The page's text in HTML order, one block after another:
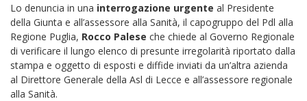
Lo denuncia in una interrogazione urgente al Presidente
della Giunta e all’assessore alla Sanità, il capogruppo del Pdl alla
Regione Puglia, Rocco Palese che chiede al Governo Regionale
di verificare il lungo elenco di presunte irregolarità riportato dalla
stampa e oggetto di esposti e diffide inviati da un’altra azienda
al Direttore Generale della Asl di Lecce e all’assessore regionale
alla Sanità.